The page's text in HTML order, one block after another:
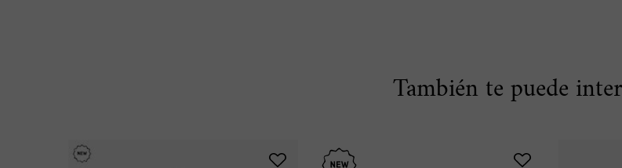
También te puede